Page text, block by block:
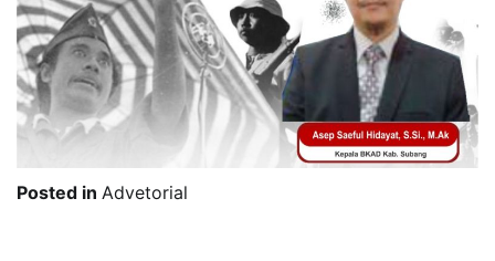
Posted in Advetorial